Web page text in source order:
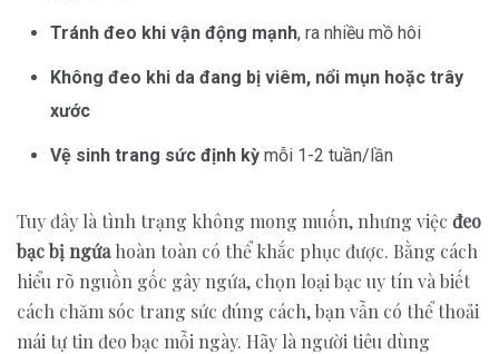
Tránh đeo khi vận động mạnh, ra nhiều mồ hôi
Không đeo khi da đang bị viêm, nổi mụn hoặc trây
xước
Vệ sinh trang sức định kỳ mỗi 1-2 tuần/lần
Tuy đây là tình trạng không mong muốn, nhưng việc đeo
bạc bị ngứahoàn toàn có thể khắc phục được. Bằng cách
hiểu rõ nguồn gốc gây ngứa, chọn loại bạc uy tín và biết
cách chăm sóc trang sức đúng cách, bạn vẫn có thể thoải
mái tự tin đeo bạc mỗi ngày. Hãy là người tiêu dùng